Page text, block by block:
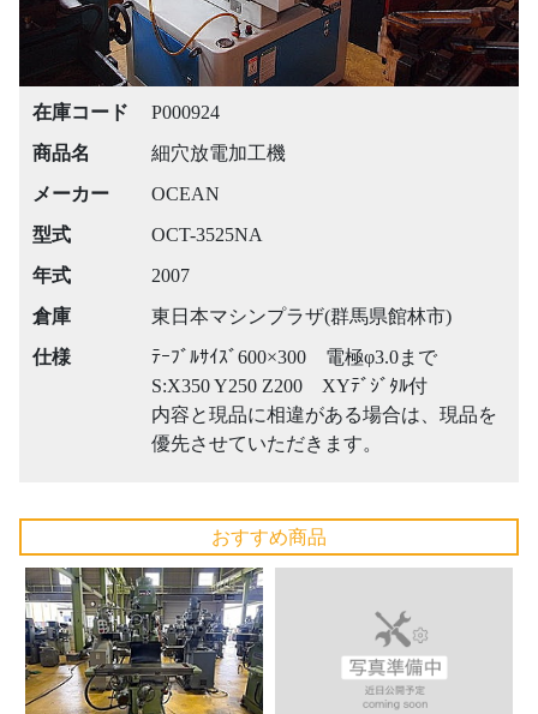
在庫コード
P000924
商品名
細穴放電加工機
メーカー
OCEAN
型式
OCT-3525NA
年式
2007
倉庫
東日本マシンプラザ(群馬県館林市)
仕様
ﾃｰﾌﾞﾙｻｲｽﾞ600×300 電極φ3.0まで
S:X350 Y250 Z200 XYﾃﾞｼﾞﾀﾙ付
内容と現品に相違がある場合は、現品を
優先させていただきます。
おすすめ商品